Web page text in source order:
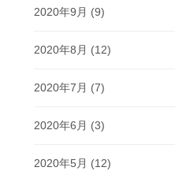
2020年9月 (9)
2020年8月 (12)
2020年7月 (7)
2020年6月 (3)
2020年5月 (12)